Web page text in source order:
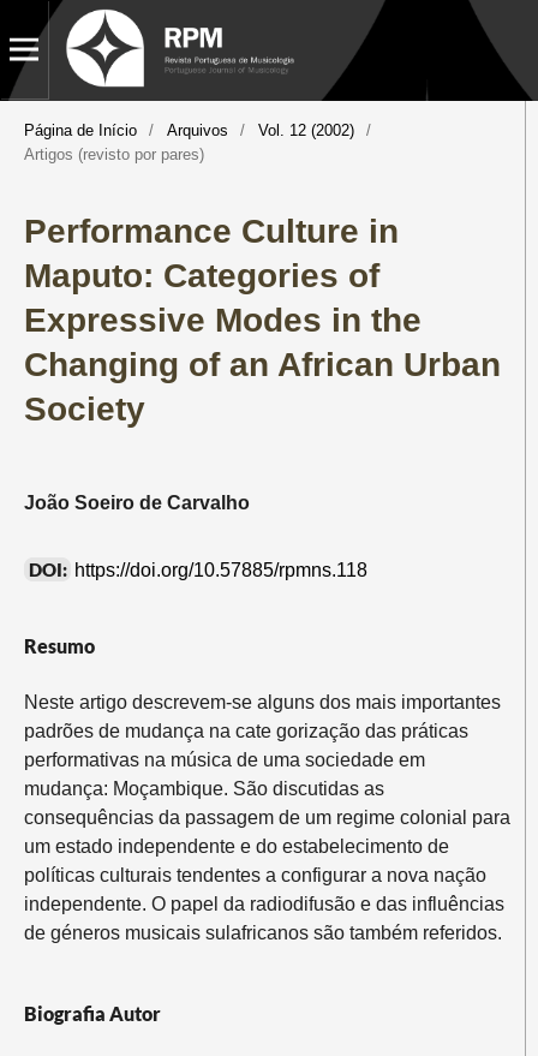
Página de Início / Arquivos / Vol. 12 (2002)
/
Artigos (revisto por pares)
Performance Culture in
Maputo: Categories of
Expressive Modes in the
Changing of an African Urban
Society
João Soeiro de Carvalho
DOI: https://doi.org/10.57885/rpmns.118
Resumo
Neste artigo descrevem-se alguns dos mais importantes
padrões de mudança na cate­ gorização das práticas
performativas na música de uma sociedade em
mudança: Moçambique. São discutidas as
consequências da passagem de um regime colonial para
um estado independente e do estabelecimento de
políticas culturais tendentes a configurar a nova nação
independente. O papel da radiodifusão e das influências
de géneros musicais sul­africanos são também referidos.
Biografia Autor